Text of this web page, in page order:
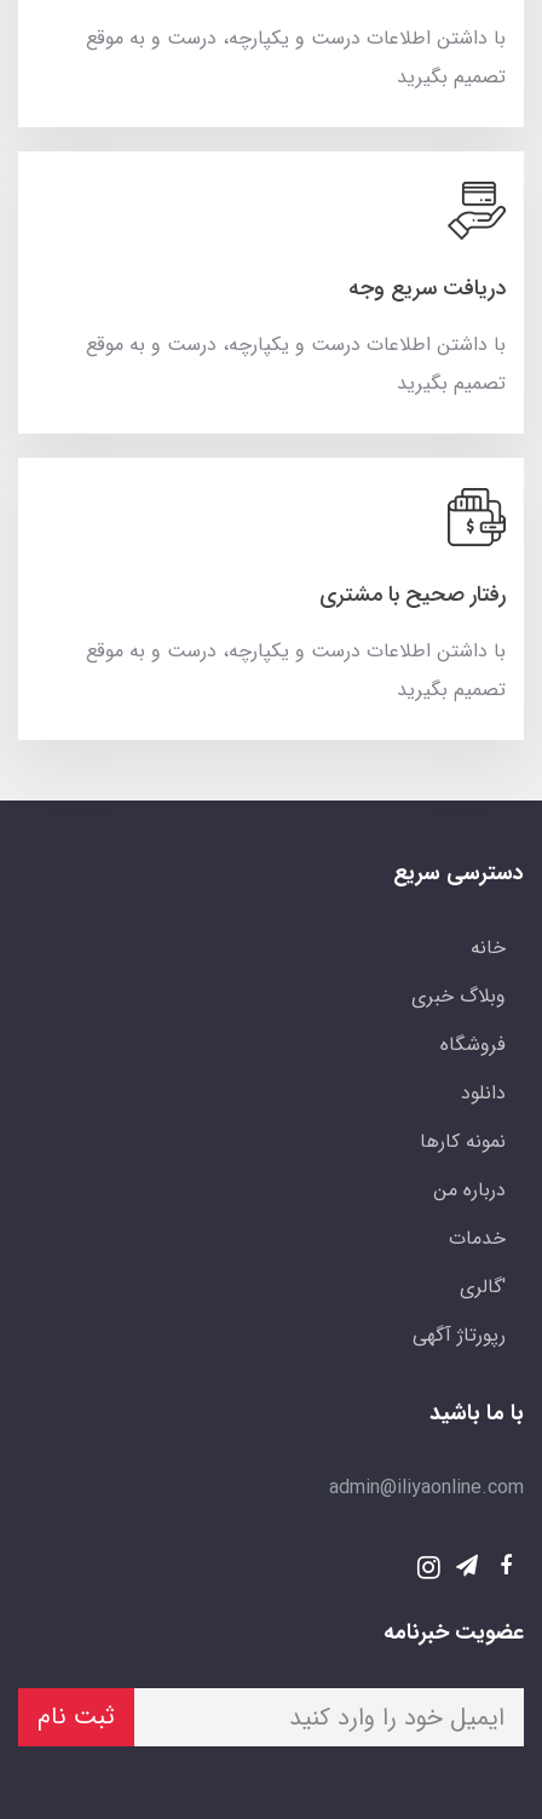
با داشتن اطلاعات درست و یکپارچه، درست و به موقع
تصمیم بگیرید
دریافت سریع وجه
با داشتن اطلاعات درست و یکپارچه، درست و به موقع
تصمیم بگیرید
رفتار صحیح با مشتری
با داشتن اطلاعات درست و یکپارچه، درست و به موقع
تصمیم بگیرید
دسترسی سریع
خانه
وبلاگ خبری
فروشگاه
دانلود
نمونه کارها
درباره من
خدمات
'گالری
رپورتاژ آگهی
با ما باشید
admin@iliyaonline.com
عضویت خبرنامه
ثبت نام